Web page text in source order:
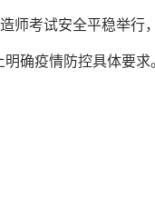
师考试安全平稳举
确疫情防控具体要